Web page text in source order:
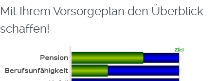
Mit Ihrem Vorsorgeplan den Überblick
schaffen!